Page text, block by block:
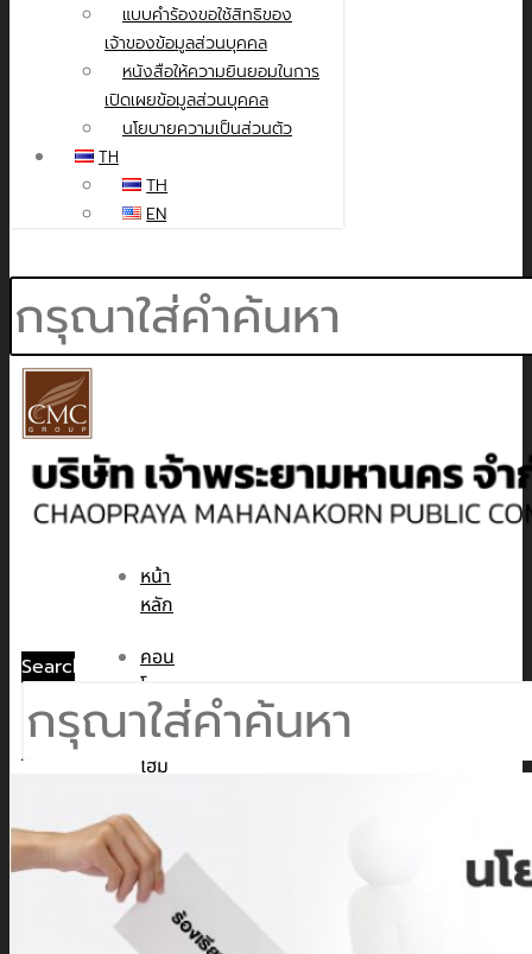
แบบคำร้องขอใช้สิทธิของ
เจ้าของข้อมูลส่วนบุคคล
หนังสือให้ความยินยอมในการ
เปิดเผยข้อมูลส่วนบุคคล
นโยบายความเป็นส่วนตัว
TH
TH
EN
หน้า
หลัก
คอน
โด
ทาวน์
โฮม
บ้าน
เดี่ยว
พูล
วิลล่า
Search